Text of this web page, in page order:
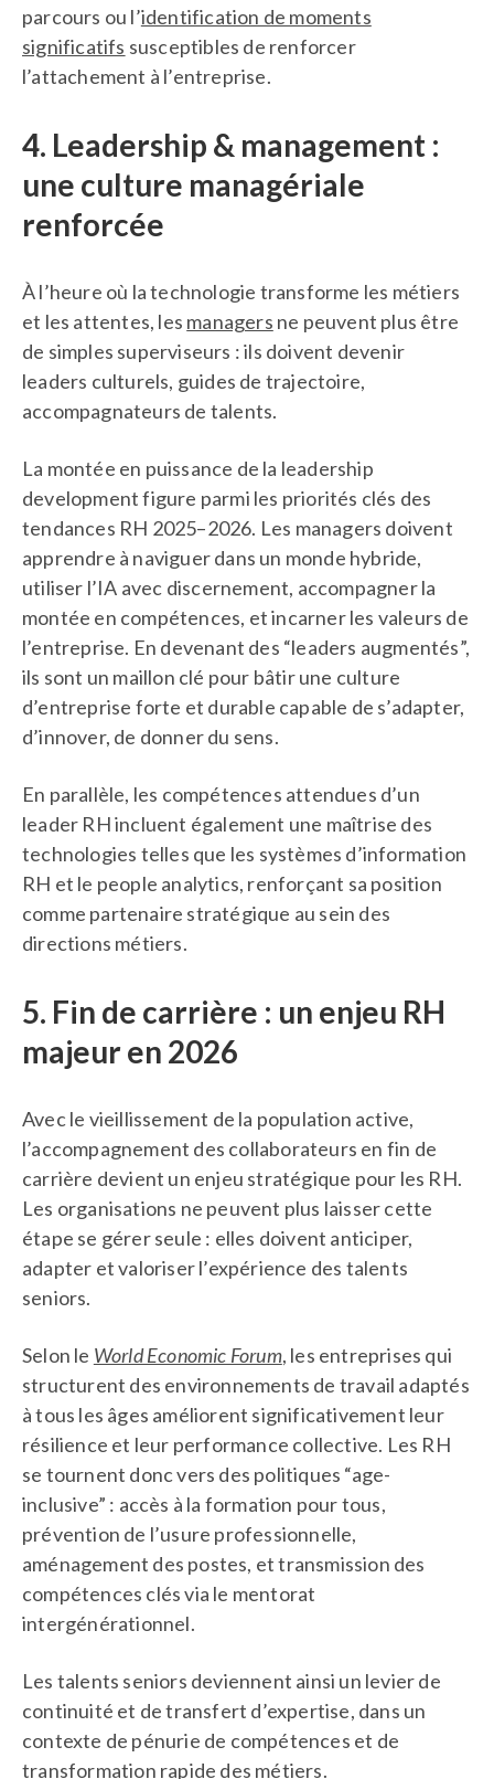
parcours ou l’identification de moments
significatifs susceptibles de renforcer
l’attachement à l’entreprise.
4. Leadership & management :
une culture managériale
renforcée
À l’heure où la technologie transforme les métiers
et les attentes, les managers ne peuvent plus être
de simples superviseurs : ils doivent devenir
leaders culturels, guides de trajectoire,
accompagnateurs de talents.
La montée en puissance de la leadership
development figure parmi les priorités clés des
tendances RH 2025–2026. Les managers doivent
apprendre à naviguer dans un monde hybride,
utiliser l’IA avec discernement, accompagner la
montée en compétences, et incarner les valeurs de
l’entreprise. En devenant des “leaders augmentés”,
ils sont un maillon clé pour bâtir une culture
d’entreprise forte et durable capable de s’adapter,
d’innover, de donner du sens.
En parallèle, les compétences attendues d’un
leader RH incluent également une maîtrise des
technologies telles que les systèmes d’information
RH et le people analytics, renforçant sa position
comme partenaire stratégique au sein des
directions métiers.
5. Fin de carrière : un enjeu RH
majeur en 2026
Avec le vieillissement de la population active,
l’accompagnement des collaborateurs en fin de
carrière devient un enjeu stratégique pour les RH.
Les organisations ne peuvent plus laisser cette
étape se gérer seule : elles doivent anticiper,
adapter et valoriser l’expérience des talents
seniors.
Selon le World Economic Forum, les entreprises qui
structurent des environnements de travail adaptés
à tous les âges améliorent significativement leur
résilience et leur performance collective. Les RH
se tournent donc vers des politiques “age-
inclusive” : accès à la formation pour tous,
prévention de l’usure professionnelle,
aménagement des postes, et transmission des
compétences clés via le mentorat
intergénérationnel.
Les talents seniors deviennent ainsi un levier de
continuité et de transfert d’expertise, dans un
contexte de pénurie de compétences et de
transformation rapide des métiers.